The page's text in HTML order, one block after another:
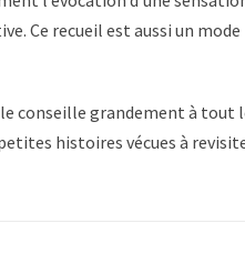
Ce recueil est aussi un mode
conseille grandement à tout
histoires vécues à